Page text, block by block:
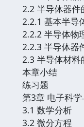
2.2 半导体器件
2.2.1 基本半导
2.2.2 半导体物
2.2.3 半导体器
2.3 半导体材料
本章小结
练习题
第3章 电子科
3.1 数学分析
3.2 微分方程